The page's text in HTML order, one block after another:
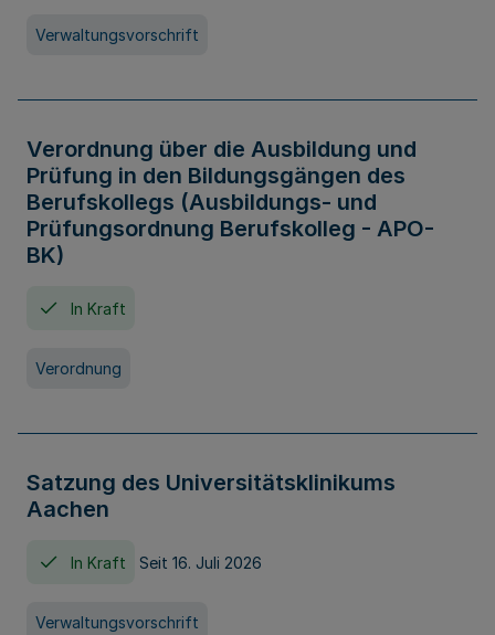
Verwaltungsvorschrift
Verordnung über die Ausbildung und
Prüfung in den Bildungsgängen des
Berufskollegs (Ausbildungs- und
Prüfungsordnung Berufskolleg - APO-
BK)
In Kraft
Verordnung
Satzung des Universitätsklinikums
Aachen
In Kraft Seit 16. Juli 2026
Verwaltungsvorschrift